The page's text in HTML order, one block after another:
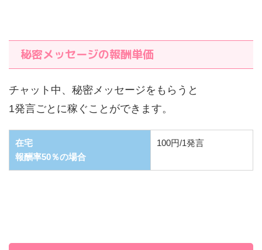
秘密メッセージの報酬単価
チャット中、秘密メッセージをもらうと
1発言ごとに稼ぐことができます。
在宅
報酬率50％の場合
100円/1発言